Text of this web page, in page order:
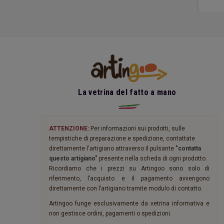
La vetrina del fatto a mano
ATTENZIONE: Per informazioni sui prodotti, sulle
tempistiche di preparazione e spedizione, contattate
direttamente l'artigiano attraverso il pulsante "contatta
questo artigiano" presente nella scheda di ogni prodotto.
Ricordiamo che i prezzi su Artingoo sono solo di
riferimento, l’acquisto e il pagamento avvengono
direttamente con l’artigiano tramite modulo di contatto.
Artingoo funge esclusivamente da vetrina informativa e
non gestisce ordini, pagamenti o spedizioni.